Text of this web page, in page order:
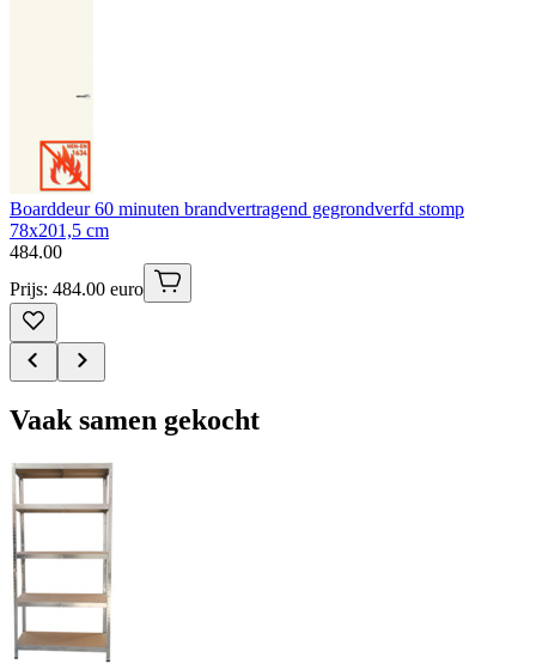
Boarddeur 60 minuten brandvertragend gegrondverfd stomp
78x201,5 cm
484.00
Prijs: 484.00 euro
Vaak samen gekocht